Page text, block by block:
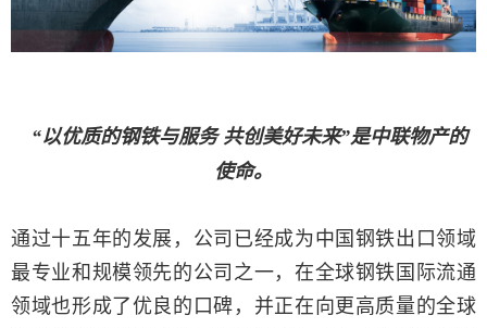
“以优质的钢铁与服务 共创美好未来”是中联物产的
使命。
通过十五年的发展，公司已经成为中国钢铁出口领域
最专业和规模领先的公司之一，在全球钢铁国际流通
领域也形成了优良的口碑，并正在向更高质量的全球